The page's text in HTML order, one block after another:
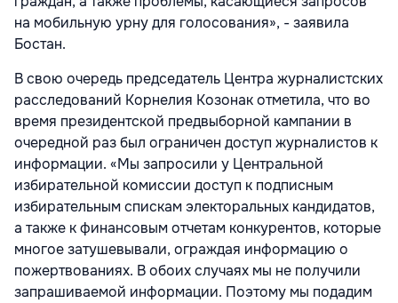
на мобильную урну для голосования», - заявила
Бостан.
В свою очередь председатель Центра журналистских
расследований Корнелия Козонак отметила, что во
время президентской предвыборной кампании в
очередной раз был ограничен доступ журналистов к
информации. «Мы запросили у Центральной
избирательной комиссии доступ к подписным
избирательным спискам электоральных кандидатов,
а также к финансовым отчетам конкурентов, которые
многое затушевывали, ограждая информацию о
пожертвованиях. В обоих случаях мы не получили
запрашиваемой информации. Поэтому мы подадим